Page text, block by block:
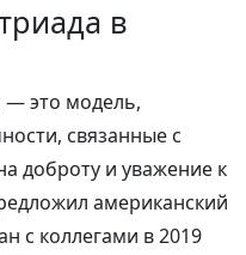
в
— это модель,
связанные с
доброту и уважение к
американский
с коллегами в 2019